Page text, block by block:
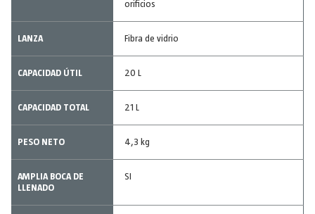
orificios
LANZA Fibra de vidrio
CAPACIDAD ÚTIL 20 L
CAPACIDAD TOTAL 21 L
PESO NETO 4,3 kg
AMPLIA BOCA DE
LLENADO
SI